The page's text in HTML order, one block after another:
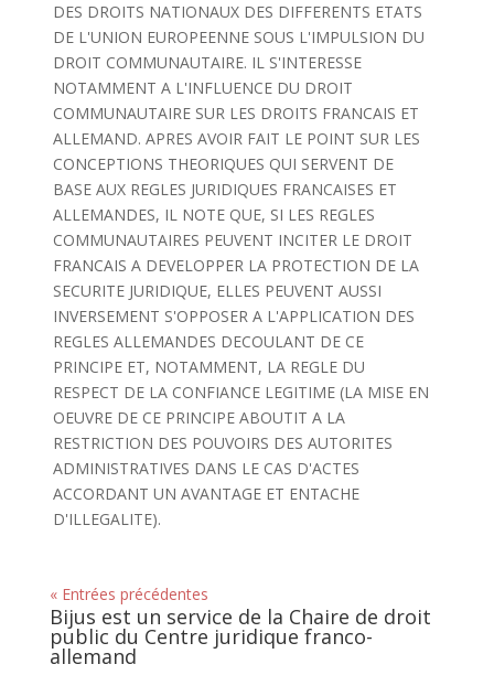
DES DROITS NATIONAUX DES DIFFERENTS ETATS
DE L'UNION EUROPEENNE SOUS L'IMPULSION DU
DROIT COMMUNAUTAIRE. IL S'INTERESSE
NOTAMMENT A L'INFLUENCE DU DROIT
COMMUNAUTAIRE SUR LES DROITS FRANCAIS ET
ALLEMAND. APRES AVOIR FAIT LE POINT SUR LES
CONCEPTIONS THEORIQUES QUI SERVENT DE
BASE AUX REGLES JURIDIQUES FRANCAISES ET
ALLEMANDES, IL NOTE QUE, SI LES REGLES
COMMUNAUTAIRES PEUVENT INCITER LE DROIT
FRANCAIS A DEVELOPPER LA PROTECTION DE LA
SECURITE JURIDIQUE, ELLES PEUVENT AUSSI
INVERSEMENT S'OPPOSER A L'APPLICATION DES
REGLES ALLEMANDES DECOULANT DE CE
PRINCIPE ET, NOTAMMENT, LA REGLE DU
RESPECT DE LA CONFIANCE LEGITIME (LA MISE EN
OEUVRE DE CE PRINCIPE ABOUTIT A LA
RESTRICTION DES POUVOIRS DES AUTORITES
ADMINISTRATIVES DANS LE CAS D'ACTES
ACCORDANT UN AVANTAGE ET ENTACHE
D'ILLEGALITE).
« Entrées précédentes
Bijus est un service de la Chaire de droit
public du Centre juridique franco-
allemand